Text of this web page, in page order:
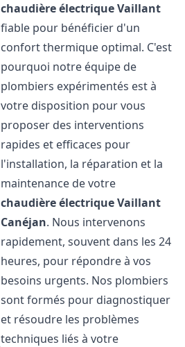
chaudière électrique Vaillant
fiable pour bénéficier d'un
confort thermique optimal. C'est
pourquoi notre équipe de
plombiers expérimentés est à
votre disposition pour vous
proposer des interventions
rapides et efficaces pour
l'installation, la réparation et la
maintenance de votre
chaudière électrique Vaillant
Canéjan. Nous intervenons
rapidement, souvent dans les 24
heures, pour répondre à vos
besoins urgents. Nos plombiers
sont formés pour diagnostiquer
et résoudre les problèmes
techniques liés à votre